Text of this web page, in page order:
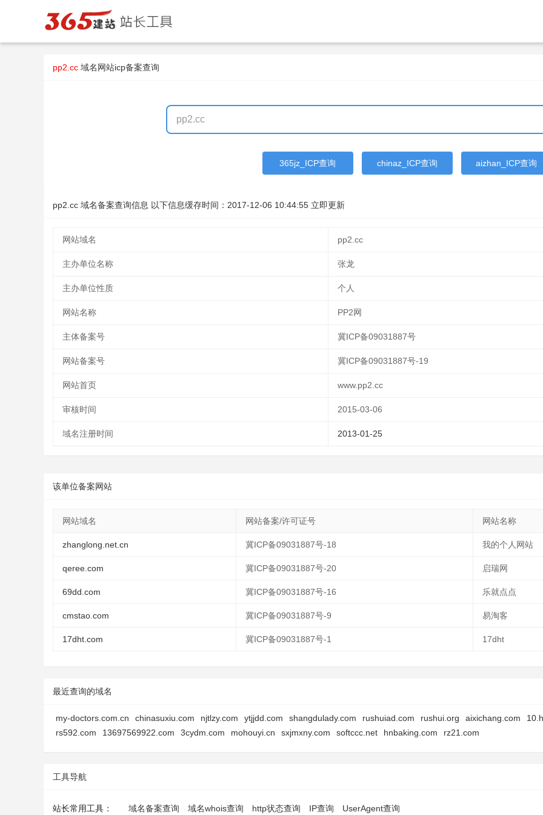
pp2.cc 域名网站icp备案查询
365jz_ICP查询 chinaz_ICP查询 aizhan_ICP查询
pp2.cc 域名备案查询信息 以下信息缓存时间： 2017-12-06 10:44:55 立即更新
网站域名 pp2.cc
主办单位名称 张龙
主办单位性质 个人
网站名称 PP2网
主体备案号 冀ICP备09031887号
网站备案号 冀ICP备09031887号-19
网站首页 www.pp2.cc
审核时间 2015-03-06
域名注册时间 2013-01-25
该单位备案网站
网站域名 网站备案/许可证号 网站名称
zhanglong.net.cn 冀ICP备09031887号-18 我的个人网站
qeree.com 冀ICP备09031887号-20 启瑞网
69dd.com 冀ICP备09031887号-16 乐就点点
cmstao.com 冀ICP备09031887号-9 易淘客
17dht.com 冀ICP备09031887号-1 17dht
最近查询的域名
my-doctors.com.cn chinasuxiu.com njtlzy.com ytjjdd.com shangdulady.com rushuiad.com rushui.org aixichang.com
rs592.com
13697569922.com 3cydm.com mohouyi.cn sxjmxny.com softccc.net hnbaking.com rz21.com
工具导航
站长常用工具： 域名备案查询 域名whois查询 http状态查询 IP查询 UserAgent查询